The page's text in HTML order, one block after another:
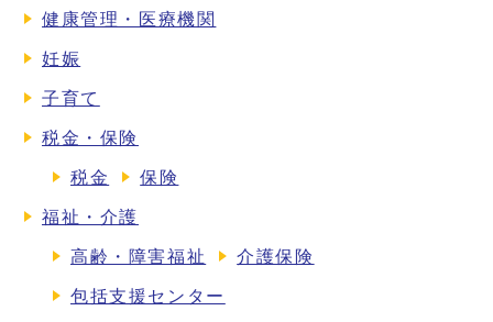
健康管理・医療機関
妊娠
子育て
税金・保険
税金 保険
福祉・介護
高齢・障害福祉 介護保険
包括支援センター